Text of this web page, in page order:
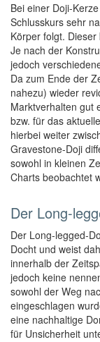
Bei einer Doji-
Schlusskurs sehr
Körper folgt.
Je nach der
jedoch
Da zum Ende der
nahezu) wieder
Marktverhalten gut
bzw. für das
hierbei weiter
Gravestone-Doji
sowohl in kleinen
Charts beobachtet
Der Long-
Der Long-legged-
Docht und weist
innerhalb der
jedoch keine
sowohl der Weg
eingeschlagen
eine nachhaltige
für Unsicherheit